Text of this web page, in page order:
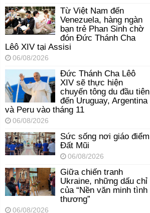
Từ Việt Nam đến
Venezuela, hàng ngàn
bạn trẻ Phan Sinh chờ
đón Đức Thánh Cha
Lêô XIV tại Assisi
06/08/2026
Đức Thánh Cha Lêô
XIV sẽ thực hiện
chuyến tông du đầu tiên
đến Uruguay, Argentina
và Peru vào tháng 11
06/08/2026
Sức sống nơi giáo điểm
Đất Mũi
06/08/2026
Giữa chiến tranh
Ukraine, những dấu chỉ
của “Nền văn minh tình
thương”
06/08/2026